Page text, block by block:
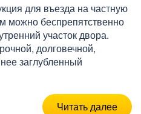
для въезда на частную
можно беспрепятственно
участок двора.
долговечной,
заглубленный
Читать далее